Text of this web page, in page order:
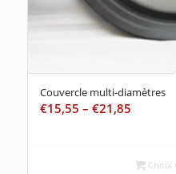
Couvercle multi-diamètres
€15,55 – €21,85
Choix